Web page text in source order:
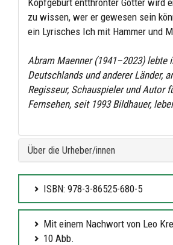
zu wissen, wer er gewesen sein
ein Lyrisches Ich mit Hammer und
Abram Maenner (1941–2023) lebte
Deutschlands und anderer Länder,
Regisseur, Schauspieler und Autor
Fernsehen, seit 1993 Bildhauer,
Über die Urheber/innen
ISBN: 978-3-86525-680-5
Mit einem Nachwort von Leo
10 Abb.